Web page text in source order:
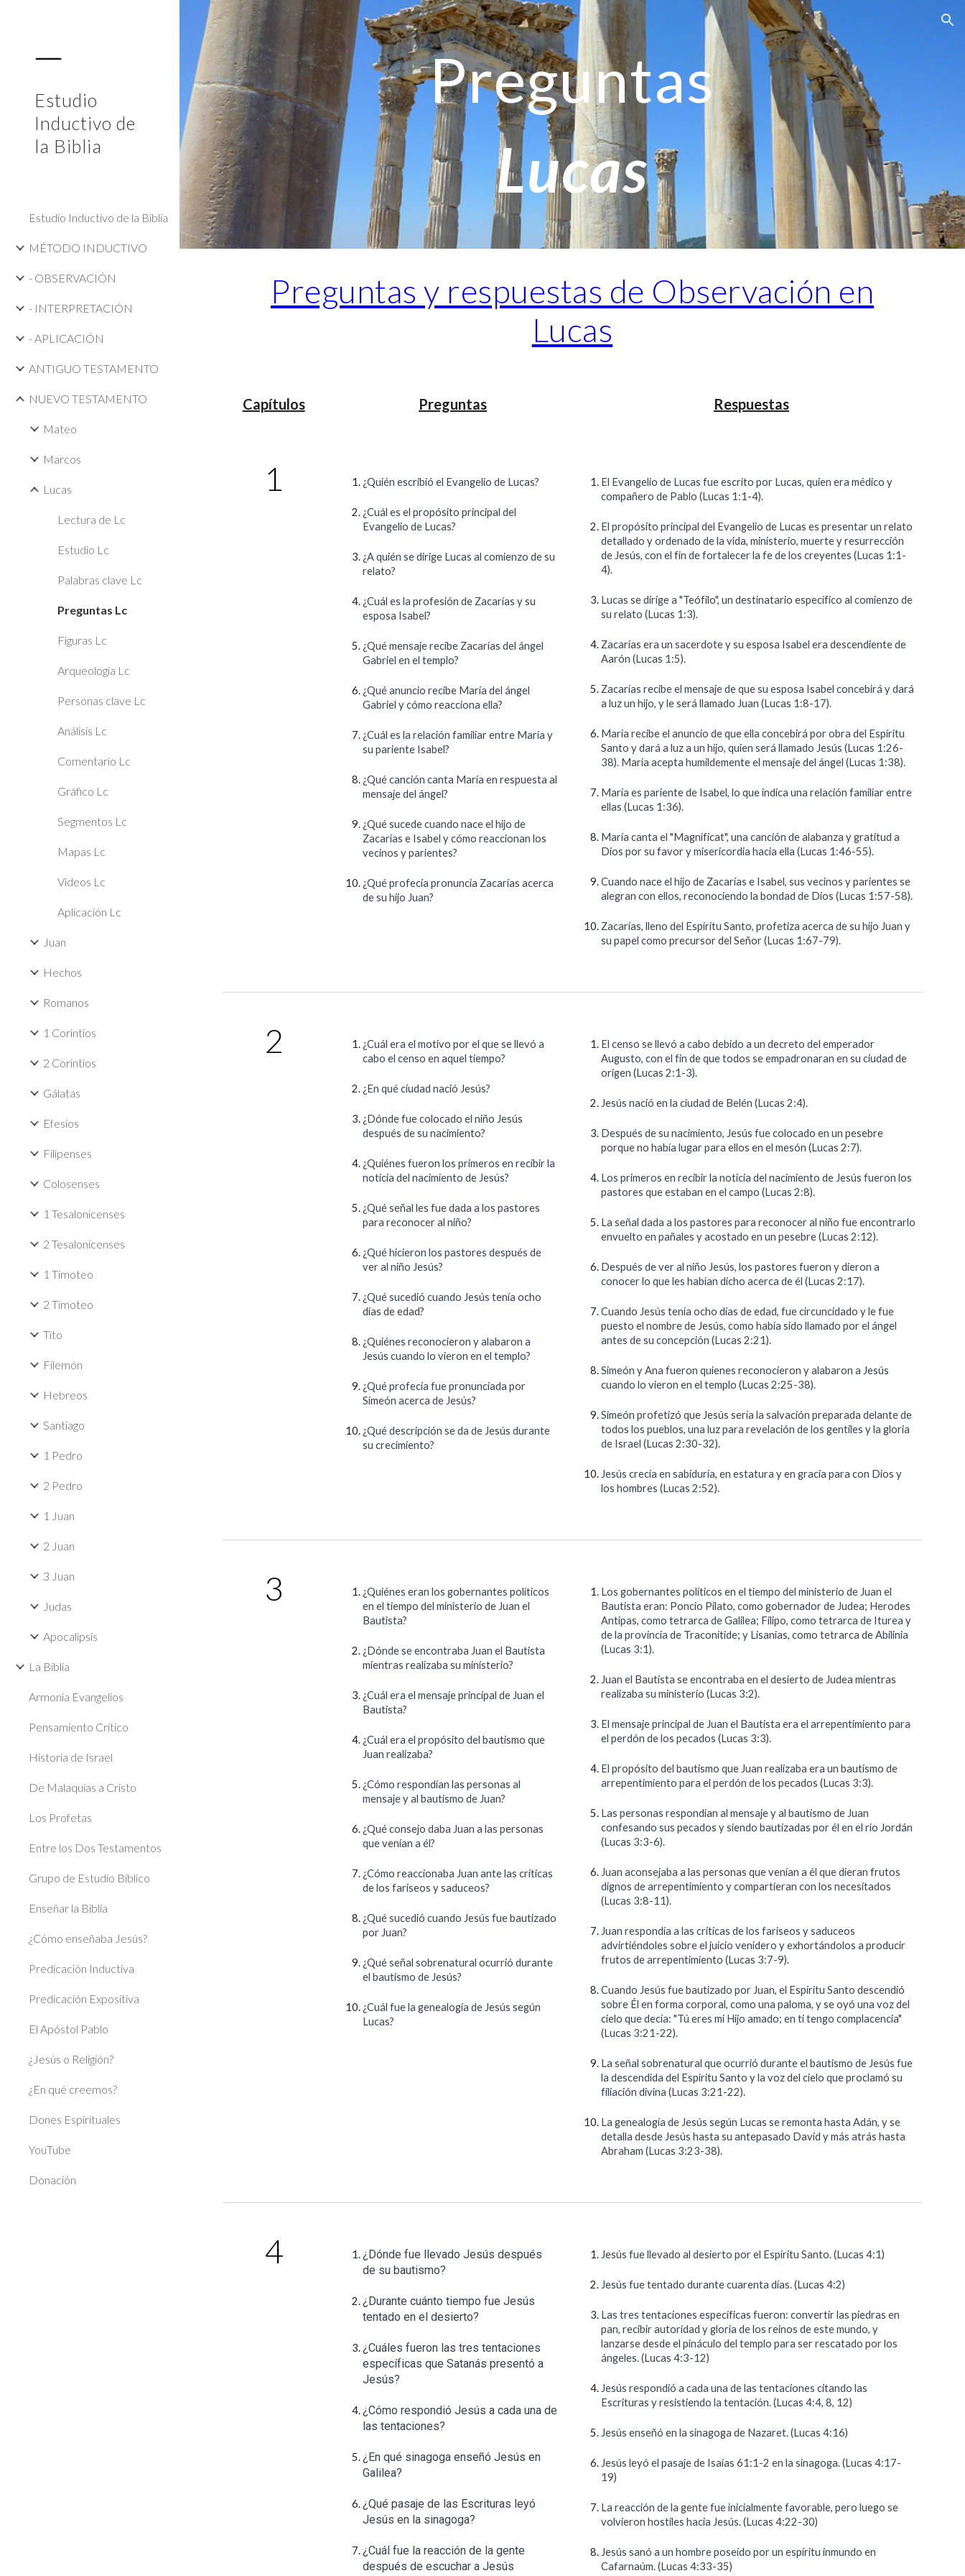
Skip to main content Skip to navigation
Estudio
Inductivo de
la Biblia
Estudio Inductivo de la Biblia
MÉTODO INDUCTIVO
- OBSERVACIÓN
- INTERPRETACIÓN
- APLICACIÓN
ANTIGUO TESTAMENTO
NUEVO TESTAMENTO
Mateo
Marcos
Lucas
Lectura de Lc
Estudio Lc
Palabras clave Lc
Preguntas Lc
Figuras Lc
Arqueología Lc
Personas clave Lc
Análisis Lc
Comentario Lc
Gráfico Lc
Segmentos Lc
Mapas Lc
Videos Lc
Aplicación Lc
Juan
Hechos
Romanos
1 Corintios
2 Corintios
Gálatas
Efesios
Filipenses
Colosenses
1 Tesalonicenses
2 Tesalonicenses
1 Timoteo
2 Timoteo
Tito
Filemón
Hebreos
Santiago
1 Pedro
2 Pedro
1 Juan
2 Juan
3 Juan
Judas
Apocalipsis
La Biblia
Armonia Evangelios
Pensamiento Crítico
Historia de Israel
De Malaquías a Cristo
Los Profetas
Entre los Dos Testamentos
Grupo de Estudio Bíblico
Enseñar la Biblia
¿Cómo enseñaba Jesús?
Predicación Inductiva
Predicación Expositiva
El Apóstol Pablo
¿Jesús o Religión?
¿En qué creemos?
Dones Espirituales
YouTube
Donación
Preguntas
Lucas
Preguntas y respuestas de Observación en
Lucas
Capítulos Preguntas Respuestas
1 ¿Quién escribió el Evangelio de Lucas?
¿Cuál es el propósito principal del
Evangelio de Lucas?
¿A quién se dirige Lucas al comienzo de su
relato?
¿Cuál es la profesión de Zacarías y su
esposa Isabel?
¿Qué mensaje recibe Zacarías del ángel
Gabriel en el templo?
¿Qué anuncio recibe María del ángel
Gabriel y cómo reacciona ella?
¿Cuál es la relación familiar entre María y
su pariente Isabel?
¿Qué canción canta María en respuesta al
mensaje del ángel?
¿Qué sucede cuando nace el hijo de
Zacarías e Isabel y cómo reaccionan los
vecinos y parientes?
¿Qué profecía pronuncia Zacarías acerca
de su hijo Juan?
El Evangelio de Lucas fue escrito por Lucas, quien era médico y
compañero de Pablo (Lucas 1:1-4).
El propósito principal del Evangelio de Lucas es presentar un relato
detallado y ordenado de la vida, ministerio, muerte y resurrección
de Jesús, con el fin de fortalecer la fe de los creyentes (Lucas 1:1-
4).
Lucas se dirige a "Teófilo", un destinatario específico al comienzo de
su relato (Lucas 1:3).
Zacarías era un sacerdote y su esposa Isabel era descendiente de
Aarón (Lucas 1:5).
Zacarías recibe el mensaje de que su esposa Isabel concebirá y dará
a luz un hijo, y le será llamado Juan (Lucas 1:8-17).
María recibe el anuncio de que ella concebirá por obra del Espíritu
Santo y dará a luz a un hijo, quien será llamado Jesús (Lucas 1:26-
38). María acepta humildemente el mensaje del ángel (Lucas 1:38).
María es pariente de Isabel, lo que indica una relación familiar entre
ellas (Lucas 1:36).
María canta el "Magníficat", una canción de alabanza y gratitud a
Dios por su favor y misericordia hacia ella (Lucas 1:46-55).
Cuando nace el hijo de Zacarías e Isabel, sus vecinos y parientes se
alegran con ellos, reconociendo la bondad de Dios (Lucas 1:57-58).
Zacarías, lleno del Espíritu Santo, profetiza acerca de su hijo Juan y
su papel como precursor del Señor (Lucas 1:67-79).
2
¿Cuál era el motivo por el que se llevó a
cabo el censo en aquel tiempo?
¿En qué ciudad nació Jesús?
¿Dónde fue colocado el niño Jesús
después de su nacimiento?
¿Quiénes fueron los primeros en recibir la
noticia del nacimiento de Jesús?
¿Qué señal les fue dada a los pastores
para reconocer al niño?
¿Qué hicieron los pastores después de
ver al niño Jesús?
¿Qué sucedió cuando Jesús tenía ocho
días de edad?
¿Quiénes reconocieron y alabaron a
Jesús cuando lo vieron en el templo?
¿Qué profecía fue pronunciada por
Simeón acerca de Jesús?
¿Qué descripción se da de Jesús durante
su crecimiento?
El censo se llevó a cabo debido a un decreto del emperador
Augusto, con el fin de que todos se empadronaran en su ciudad de
origen (Lucas 2:1-3).
Jesús nació en la ciudad de Belén (Lucas 2:4).
Después de su nacimiento, Jesús fue colocado en un pesebre
porque no había lugar para ellos en el mesón (Lucas 2:7).
Los primeros en recibir la noticia del nacimiento de Jesús fueron los
pastores que estaban en el campo (Lucas 2:8).
La señal dada a los pastores para reconocer al niño fue encontrarlo
envuelto en pañales y acostado en un pesebre (Lucas 2:12).
Después de ver al niño Jesús, los pastores fueron y dieron a
conocer lo que les habían dicho acerca de él (Lucas 2:17).
Cuando Jesús tenía ocho días de edad, fue circuncidado y le fue
puesto el nombre de Jesús, como había sido llamado por el ángel
antes de su concepción (Lucas 2:21).
Simeón y Ana fueron quienes reconocieron y alabaron a Jesús
cuando lo vieron en el templo (Lucas 2:25-38).
Simeón profetizó que Jesús sería la salvación preparada delante de
todos los pueblos, una luz para revelación de los gentiles y la gloria
de Israel (Lucas 2:30-32).
Jesús crecía en sabiduría, en estatura y en gracia para con Dios y
los hombres (Lucas 2:52).
3
¿Quiénes eran los gobernantes políticos
en el tiempo del ministerio de Juan el
Bautista?
¿Dónde se encontraba Juan el Bautista
mientras realizaba su ministerio?
¿Cuál era el mensaje principal de Juan el
Bautista?
¿Cuál era el propósito del bautismo que
Juan realizaba?
¿Cómo respondían las personas al
mensaje y al bautismo de Juan?
¿Qué consejo daba Juan a las personas
que venían a él?
¿Cómo reaccionaba Juan ante las críticas
de los fariseos y saduceos?
¿Qué sucedió cuando Jesús fue bautizado
por Juan?
¿Qué señal sobrenatural ocurrió durante
el bautismo de Jesús?
¿Cuál fue la genealogía de Jesús según
Lucas?
Los gobernantes políticos en el tiempo del ministerio de Juan el
Bautista eran: Poncio Pilato, como gobernador de Judea; Herodes
Antipas, como tetrarca de Galilea; Filipo, como tetrarca de Iturea y
de la provincia de Traconítide; y Lisanias, como tetrarca de Abilinia
(Lucas 3:1).
Juan el Bautista se encontraba en el desierto de Judea mientras
realizaba su ministerio (Lucas 3:2).
El mensaje principal de Juan el Bautista era el arrepentimiento para
el perdón de los pecados (Lucas 3:3).
El propósito del bautismo que Juan realizaba era un bautismo de
arrepentimiento para el perdón de los pecados (Lucas 3:3).
Las personas respondían al mensaje y al bautismo de Juan
confesando sus pecados y siendo bautizadas por él en el río Jordán
(Lucas 3:3-6).
Juan aconsejaba a las personas que venían a él que dieran frutos
dignos de arrepentimiento y compartieran con los necesitados
(Lucas 3:8-11).
Juan respondía a las críticas de los fariseos y saduceos
advirtiéndoles sobre el juicio venidero y exhortándolos a producir
frutos de arrepentimiento (Lucas 3:7-9).
Cuando Jesús fue bautizado por Juan, el Espíritu Santo descendió
sobre Él en forma corporal, como una paloma, y se oyó una voz del
cielo que decía: "Tú eres mi Hijo amado; en ti tengo complacencia"
(Lucas 3:21-22).
La señal sobrenatural que ocurrió durante el bautismo de Jesús fue
la descendida del Espíritu Santo y la voz del cielo que proclamó su
filiación divina (Lucas 3:21-22).
La genealogía de Jesús según Lucas se remonta hasta Adán, y se
detalla desde Jesús hasta su antepasado David y más atrás hasta
Abraham (Lucas 3:23-38).
4
¿Dónde fue llevado Jesús después
de su bautismo?
¿Durante cuánto tiempo fue Jesús
tentado en el desierto?
¿Cuáles fueron las tres tentaciones
específicas que Satanás presentó a
Jesús?
¿Cómo respondió Jesús a cada una de
las tentaciones?
¿En qué sinagoga enseñó Jesús en
Galilea?
¿Qué pasaje de las Escrituras leyó
Jesús en la sinagoga?
¿Cuál fue la reacción de la gente
después de escuchar a Jesús
Jesús fue llevado al desierto por el Espíritu Santo. (Lucas 4:1)
Jesús fue tentado durante cuarenta días. (Lucas 4:2)
Las tres tentaciones específicas fueron: convertir las piedras en
pan, recibir autoridad y gloria de los reinos de este mundo, y
lanzarse desde el pináculo del templo para ser rescatado por los
ángeles. (Lucas 4:3-12)
Jesús respondió a cada una de las tentaciones citando las
Escrituras y resistiendo la tentación. (Lucas 4:4, 8, 12)
Jesús enseñó en la sinagoga de Nazaret. (Lucas 4:16)
Jesús leyó el pasaje de Isaías 61:1-2 en la sinagoga. (Lucas 4:17-
19)
La reacción de la gente fue inicialmente favorable, pero luego se
volvieron hostiles hacia Jesús. (Lucas 4:22-30)
Jesús sanó a un hombre poseído por un espíritu inmundo en
Cafarnaúm. (Lucas 4:33-35)